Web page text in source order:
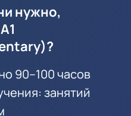
нужно,
90–100 часов
занятий